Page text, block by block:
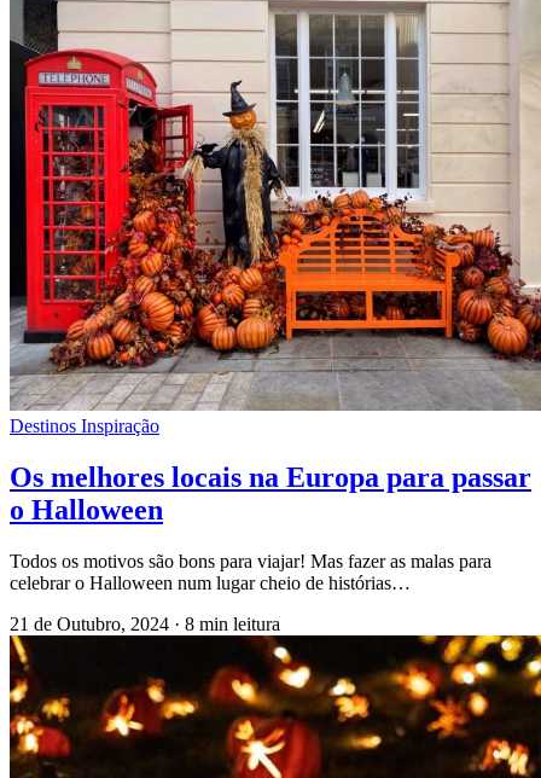
Destinos Inspiração
Os melhores locais na Europa para passar
o Halloween
Todos os motivos são bons para viajar! Mas fazer as malas para
celebrar o Halloween num lugar cheio de histórias…
21 de Outubro, 2024 · 8 min leitura